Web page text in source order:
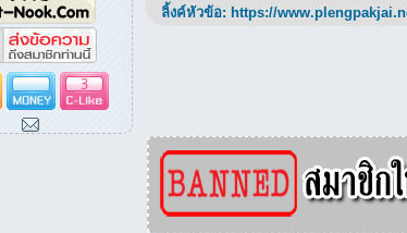
3
ลิ้งค์หัวข้อ: https://